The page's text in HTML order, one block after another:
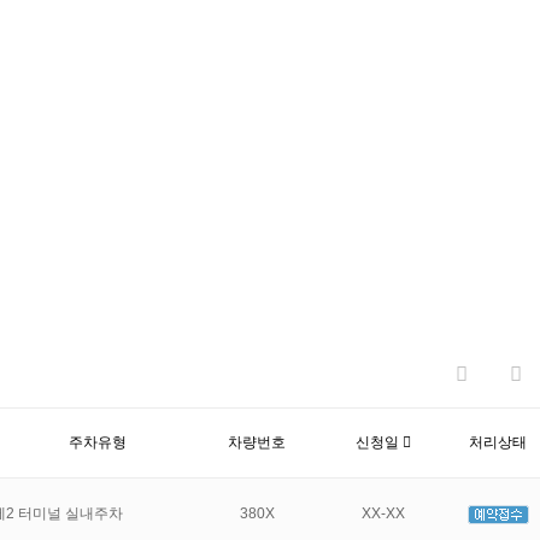
주차유형 차량번호 신청일 처리상태
2 터미널 실내주차 380X XX-XX